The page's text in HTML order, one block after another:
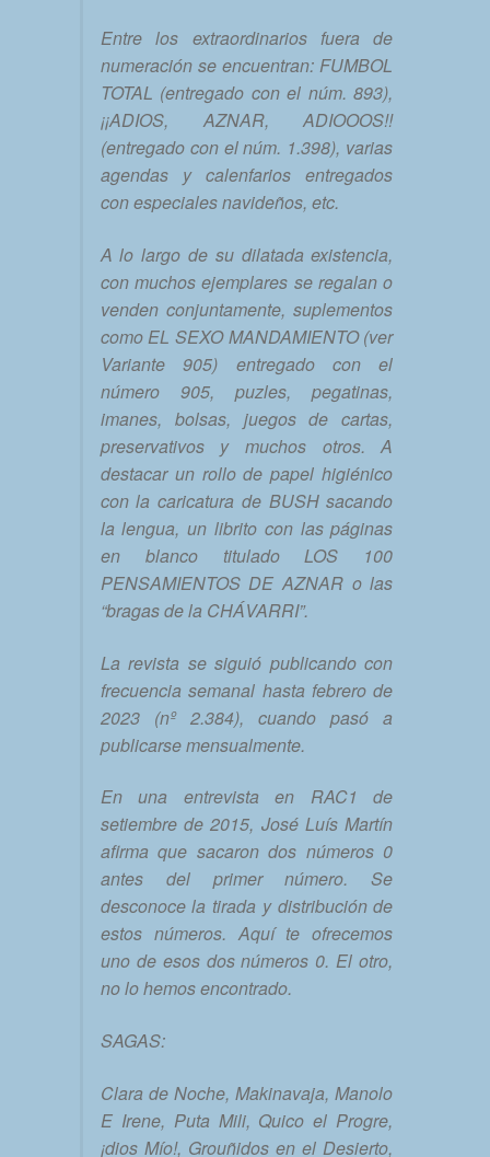
Entre los extraordinarios fuera de
numeración se encuentran: FUMBOL
TOTAL (entregado con el núm. 893),
¡¡ADIOS, AZNAR, ADIOOOS!!
(entregado con el núm. 1.398), varias
agendas y calenfarios entregados
con especiales navideños, etc.
A lo largo de su dilatada existencia,
con muchos ejemplares se regalan o
venden conjuntamente, suplementos
como EL SEXO MANDAMIENTO (ver
Variante 905) entregado con el
número 905, puzles, pegatinas,
imanes, bolsas, juegos de cartas,
preservativos y muchos otros. A
destacar un rollo de papel higiénico
con la caricatura de BUSH sacando
la lengua, un librito con las páginas
en blanco titulado LOS 100
PENSAMIENTOS DE AZNAR o las
“bragas de la CHÁVARRI”.
La revista se siguió publicando con
frecuencia semanal hasta febrero de
2023 (nº 2.384), cuando pasó a
publicarse mensualmente.
En una entrevista en RAC1 de
setiembre de 2015, José Luís Martín
afirma que sacaron dos números 0
antes del primer número. Se
desconoce la tirada y distribución de
estos números. Aquí te ofrecemos
uno de esos dos números 0. El otro,
no lo hemos encontrado.
SAGAS:
Clara de Noche, Makinavaja, Manolo
E Irene, Puta Mili, Quico el Progre,
¡dios Mío!, Grouñidos en el Desierto,